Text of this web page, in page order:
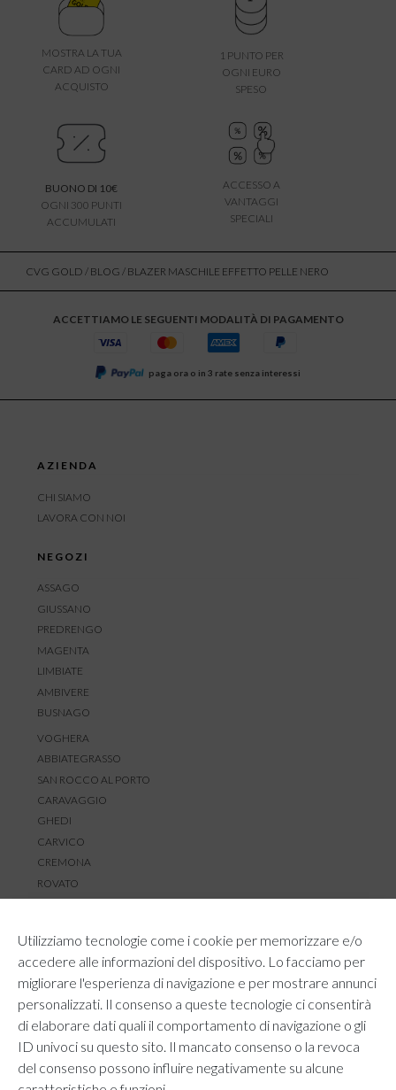
Utilizziamo tecnologie come i cookie per memorizzare e/o
accedere alle informazioni del dispositivo. Lo facciamo per
migliorare l'esperienza di navigazione e per mostrare annunci
personalizzati. Il consenso a queste tecnologie ci consentirà
di elaborare dati quali il comportamento di navigazione o gli
ID univoci su questo sito. Il mancato consenso o la revoca
del consenso possono influire negativamente su alcune
MOSTRA LA TUA
CARD AD OGNI
ACQUISTO
1 PUNTO PER
OGNI EURO
SPESO
BUONO DI 10€
OGNI 300 PUNTI
ACCUMULATI
ACCESSO A
VANTAGGI
SPECIALI
CVG GOLD / BLOG / BLAZER MASCHILE EFFETTO PELLE NERO
ACCETTIAMO LE SEGUENTI MODALITÀ DI PAGAMENTO
paga ora o in 3 rate senza interessi
AZIENDA
CHI SIAMO
LAVORA CON NOI
NEGOZI
ASSAGO
GIUSSANO
PREDRENGO
MAGENTA
LIMBIATE
AMBIVERE
BUSNAGO
VOGHERA
ABBIATEGRASSO
SAN ROCCO AL PORTO
CARAVAGGIO
GHEDI
CARVICO
CREMONA
ROVATO
RESI E RIMBORSI
REGOLAMENTO LOYALTY
CONTATTACI